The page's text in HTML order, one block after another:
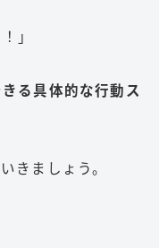
」
る具体的な行動ス
きましょう。